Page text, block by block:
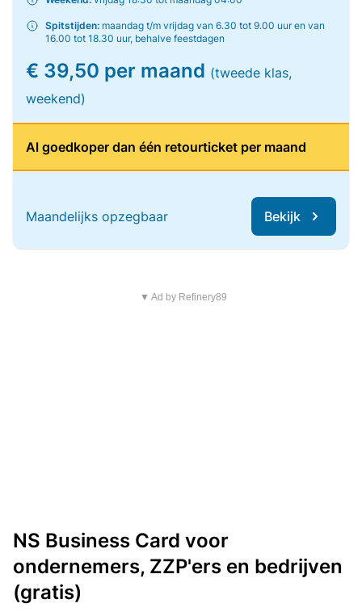
Spitstijden: maandag t/m vrijdag van 6.30 tot 9.00 uur en van
16.00 tot 18.30 uur, behalve feestdagen
€ 39,50 per maand (tweede klas,
weekend)
Al goedkoper dan één retourticket per maand
Maandelijks opzegbaar Bekijk
▼ Ad by Refinery89
NS Business Card voor
ondernemers, ZZP'ers en bedrijven
(gratis)